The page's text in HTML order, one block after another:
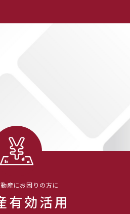
産にお困りの方に
有効活用